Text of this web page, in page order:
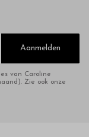
Aanmelden
van Caroline
Zie ook onze